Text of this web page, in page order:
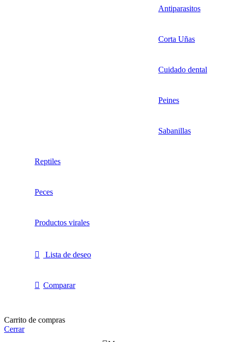
Antiparasitos
Corta Uñas
Cuidado dental
Peines
Sabanillas
Reptiles
Peces
Productos virales
Lista de deseo
Comparar
Carrito de compras
Cerrar